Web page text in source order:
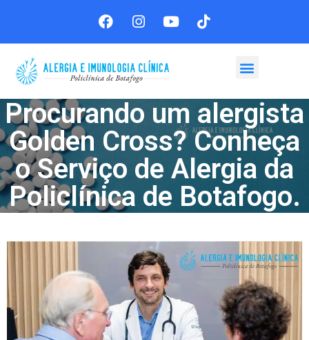
Procurando um alergista
Golden Cross? Conheça
o Serviço de Alergia da
Policlínica de Botafogo.